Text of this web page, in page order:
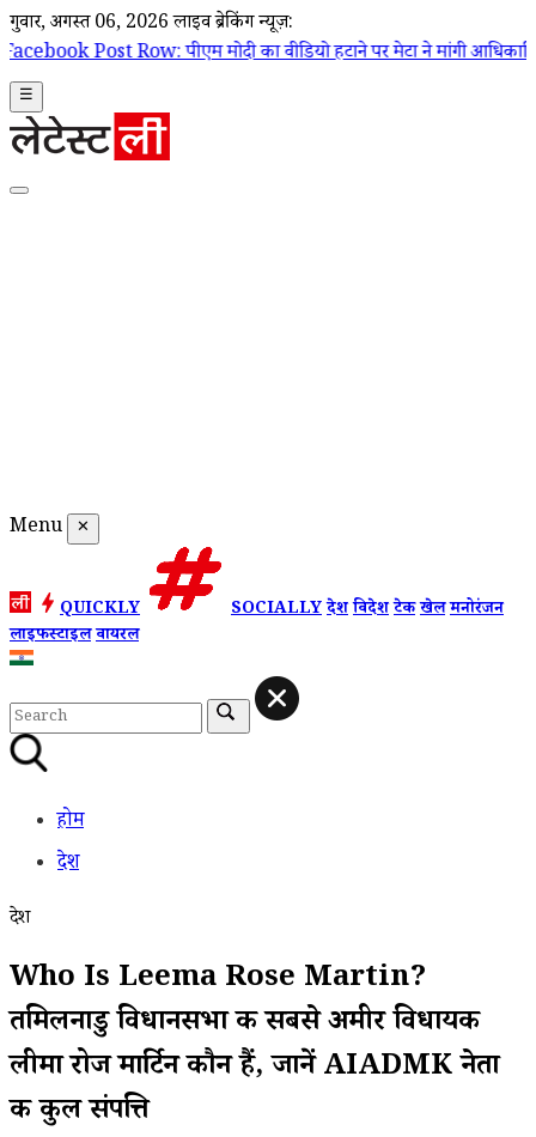
गुरूवार, अगस्त 06, 2026 लाइव ब्रेकिंग न्यूज़:
पीएम मोदी का वीडियो हटाने पर मेटा ने मांगी आधिकारिक माफी; Joel
☰
Menu ✕
QUICKLY SOCIALLYदेशविदेशटेकखेलमनोरंजन
लाइफस्टाइलवायरल
होम
देश
देश
Who Is Leema Rose Martin?
तमिलनाडु विधानसभा की सबसे अमीर विधायक
लीमा रोज मार्टिन कौन हैं, जानें AIADMK नेता
की कुल संपत्ति